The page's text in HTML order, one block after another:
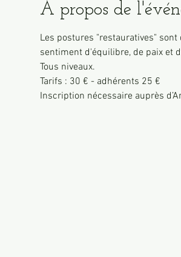
À propos de
Les postures "restauratives"
sentiment d'équilibre, de paix et
Tous niveaux.
Tarifs : 30 € - adhérents 25 €
Inscription nécessaire auprès